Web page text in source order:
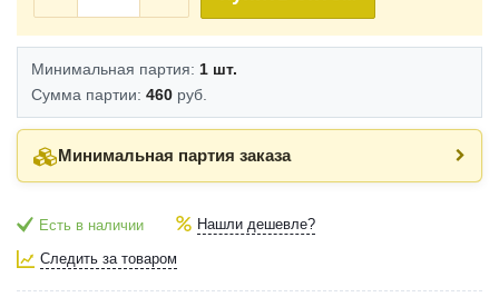
Минимальная партия: 1 шт.
Сумма партии: 460 руб.
Минимальная партия заказа
Есть в наличии Нашли дешевле?
Следить за товаром